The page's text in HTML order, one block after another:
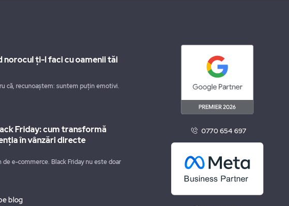
norocul ți-l faci cu oamenii tăi
că, recunoaștem: suntem puțin emotivi.
Friday: cum transformă
în vânzări directe
e-commerce. Black Friday nu este doar
blog
0770 654 697